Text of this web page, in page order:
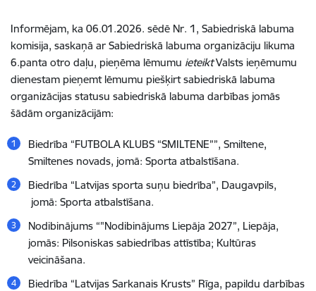
Informējam, ka 06.01.2026. sēdē Nr. 1, Sabiedriskā labuma
komisija, saskaņā ar Sabiedriskā labuma organizāciju likuma
6.panta otro daļu, pieņēma lēmumu ieteiktValsts ieņēmumu
dienestam pieņemt lēmumu piešķirt sabiedriskā labuma
organizācijas statusu sabiedriskā labuma darbības jomās
šādām organizācijām:
Biedrība “FUTBOLA KLUBS “SMILTENE””, Smiltene,
Smiltenes novads, jomā: Sporta atbalstīšana.
Biedrība “Latvijas sporta suņu biedrība”, Daugavpils,
jomā: Sporta atbalstīšana.
Nodibinājums “"Nodibinājums Liepāja 2027”, Liepāja,
jomās: Pilsoniskas sabiedrības attīstība; Kultūras
veicināšana.
Biedrība “Latvijas Sarkanais Krusts” Rīga, papildu darbības